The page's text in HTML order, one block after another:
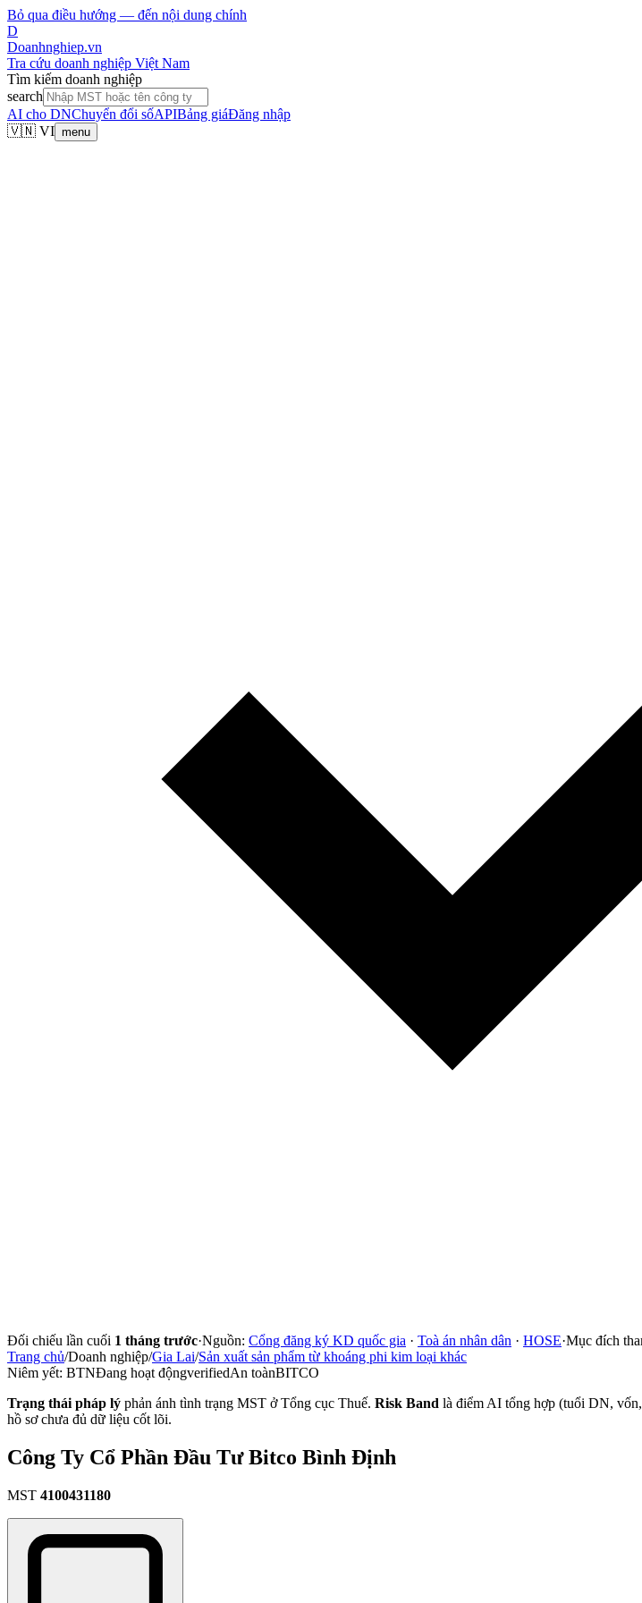
Bỏ qua điều hướng — đến nội dung chính
D
Doanhnghiep.vn
Tra cứu doanh nghiệp Việt Nam
Tìm kiếm doanh nghiệp
search
AI cho DNChuyển đổi sốAPIBảng giáĐăng nhập
🇻🇳 VI menu
Đối chiếu lần cuối 1 tháng trước·Nguồn: Cổng đăng ký KD quốc gia · Toà án nhân dân · HOSE·Mục đích
Trang chủ/Doanh nghiệp/Gia Lai/Sản xuất sản phẩm từ khoáng phi kim loại khác
Niêm yết: BTNĐang hoạt độngverifiedAn toànBITCO
Trạng thái pháp lý phản ánh tình trạng MST ở Tổng cục Thuế. Risk Band là điểm AI tổng hợp (tuổi DN,
hồ sơ chưa đủ dữ liệu cốt lõi.
Công Ty Cổ Phần Đầu Tư Bitco Bình Định
MST 4100431180